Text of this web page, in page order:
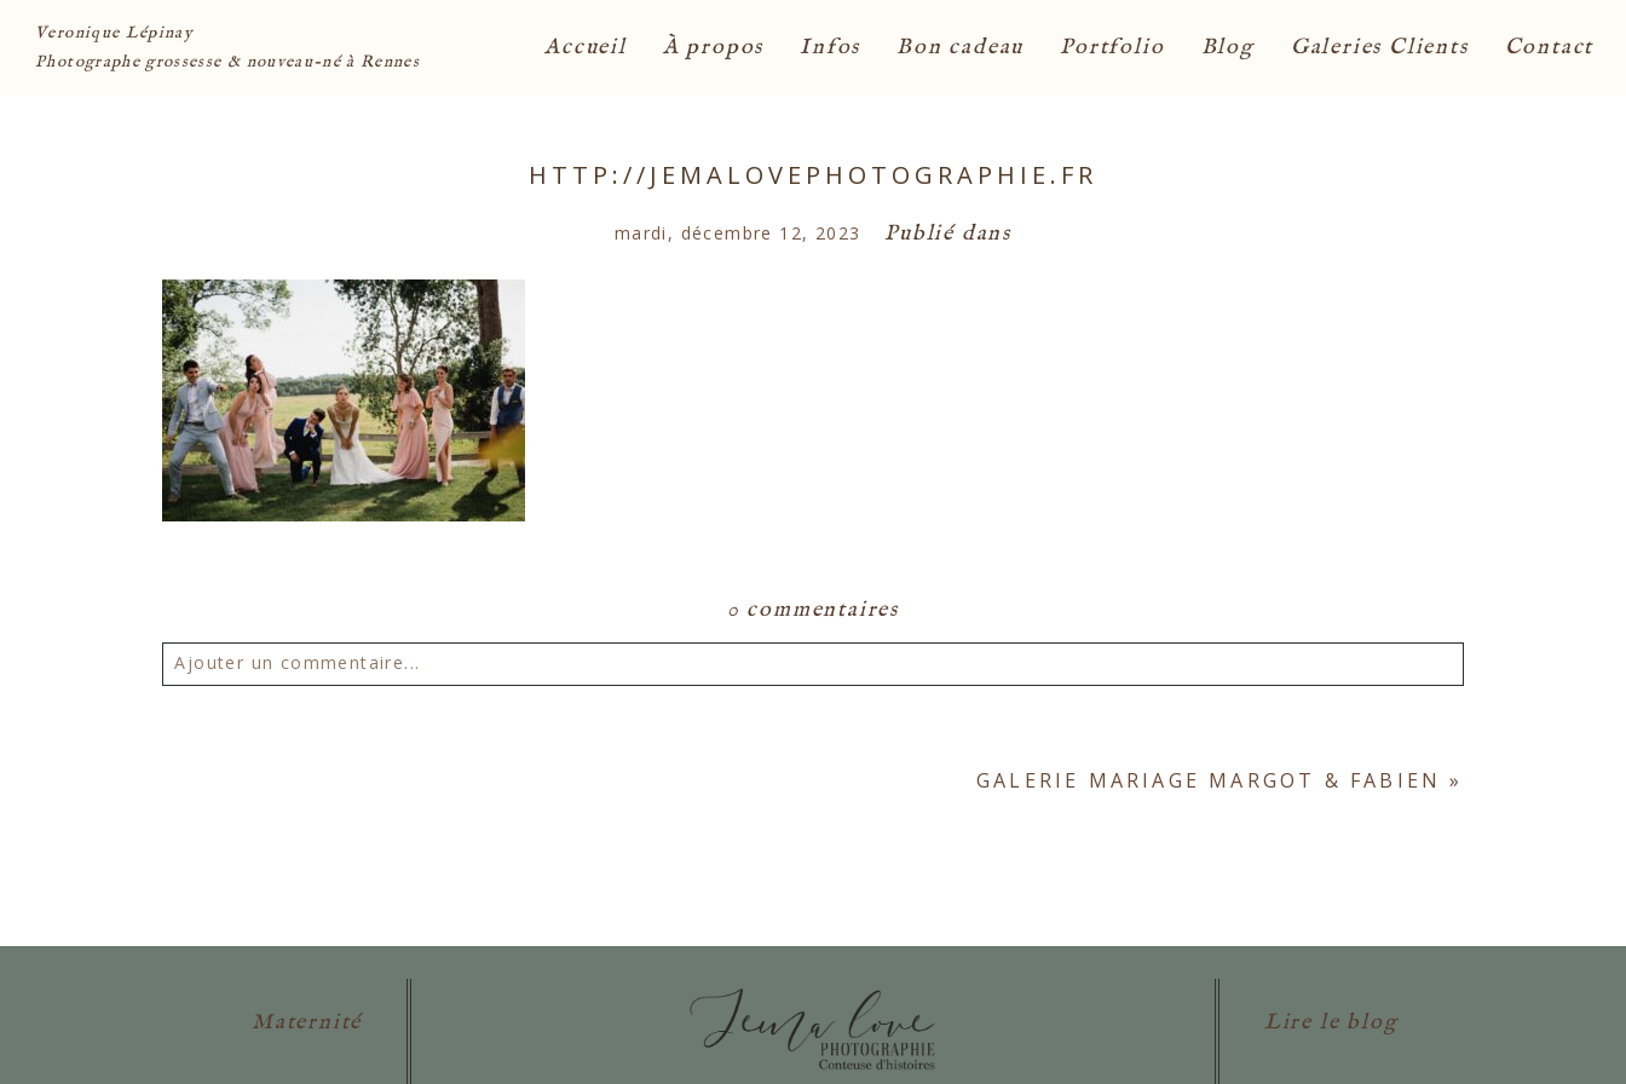
Veronique Lépinay
Photographe grossesse & nouveau-né à Rennes
Accueil À propos Infos Bon cadeau Portfolio Blog Galeries Clients Contact
HTTP://JEMALOVEPHOTOGRAPHIE.FR
mardi, décembre 12, 2023 Publié dans
0 commentaires
Ajouter un commentaire...
GALERIE MARIAGE MARGOT & FABIEN »
Maternité Lire le blog